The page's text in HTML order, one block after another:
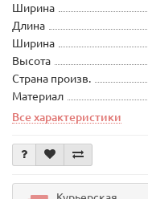
Ширина
Длина
Ширина
Высота
Страна произв.
Материал
Все характеристики